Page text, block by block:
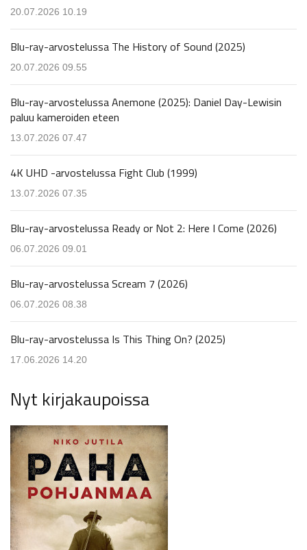
20.07.2026 10.19
Blu-ray-arvostelussa The History of Sound (2025)
20.07.2026 09.55
Blu-ray-arvostelussa Anemone (2025): Daniel Day-Lewisin
paluu kameroiden eteen
13.07.2026 07.47
4K UHD -arvostelussa Fight Club (1999)
13.07.2026 07.35
Blu-ray-arvostelussa Ready or Not 2: Here I Come (2026)
06.07.2026 09.01
Blu-ray-arvostelussa Scream 7 (2026)
06.07.2026 08.38
Blu-ray-arvostelussa Is This Thing On? (2025)
17.06.2026 14.20
Nyt kirjakaupoissa